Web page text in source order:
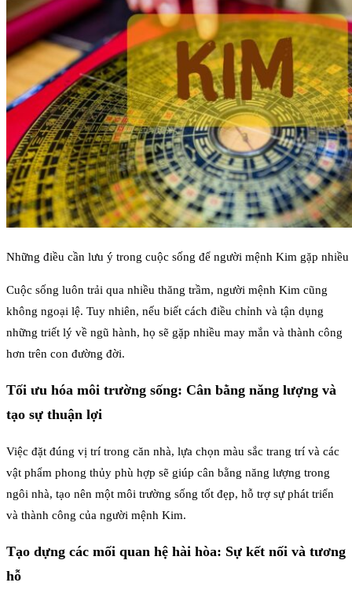
Những điều cần lưu ý trong cuộc sống để người mệnh Kim gặp nhiều
Cuộc sống luôn trải qua nhiều thăng trầm, người mệnh Kim cũng
không ngoại lệ. Tuy nhiên, nếu biết cách điều chỉnh và tận dụng
những triết lý về ngũ hành, họ sẽ gặp nhiều may mắn và thành công
hơn trên con đường đời.
Tối ưu hóa môi trường sống: Cân bằng năng lượng và
tạo sự thuận lợi
Việc đặt đúng vị trí trong căn nhà, lựa chọn màu sắc trang trí và các
vật phẩm phong thủy phù hợp sẽ giúp cân bằng năng lượng trong
ngôi nhà, tạo nên một môi trường sống tốt đẹp, hỗ trợ sự phát triển
và thành công của người mệnh Kim.
Tạo dựng các mối quan hệ hài hòa: Sự kết nối và tương
hỗ